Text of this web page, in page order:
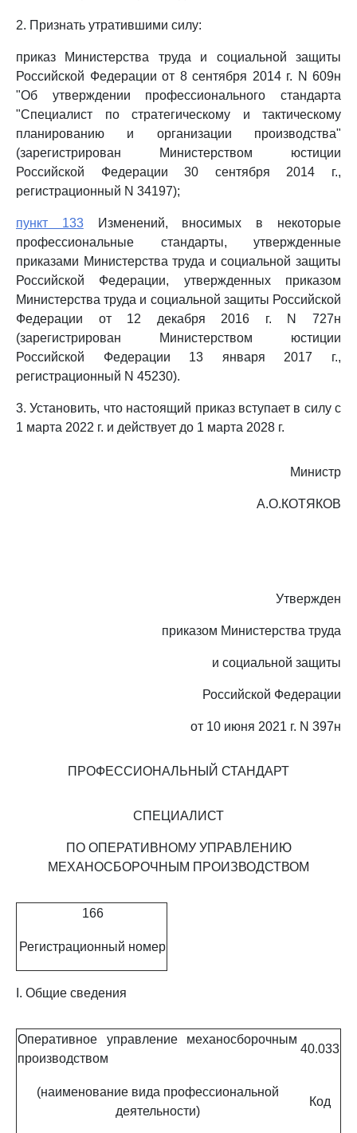
2. Признать утратившими силу:
приказ Министерства труда и социальной защиты
Российской Федерации от 8 сентября 2014 г. N 609н
"Об утверждении профессионального стандарта
"Специалист по стратегическому и тактическому
планированию и организации производства"
(зарегистрирован Министерством юстиции
Российской Федерации 30 сентября 2014 г.,
регистрационный N 34197);
пункт 133Изменений, вносимых в некоторые
профессиональные стандарты, утвержденные
приказами Министерства труда и социальной защиты
Российской Федерации, утвержденных приказом
Министерства труда и социальной защиты Российской
Федерации от 12 декабря 2016 г. N 727н
(зарегистрирован Министерством юстиции
Российской Федерации 13 января 2017 г.,
регистрационный N 45230).
3. Установить, что настоящий приказ вступает в силу с
1 марта 2022 г. и действует до 1 марта 2028 г.
Министр
А.О.КОТЯКОВ
Утвержден
приказом Министерства труда
и социальной защиты
Российской Федерации
от 10 июня 2021 г. N 397н
ПРОФЕССИОНАЛЬНЫЙ СТАНДАРТ
СПЕЦИАЛИСТ
ПО ОПЕРАТИВНОМУ УПРАВЛЕНИЮ
МЕХАНОСБОРОЧНЫМ ПРОИЗВОДСТВОМ
166
Регистрационный номер
I. Общие сведения
Оперативное управление механосборочным
производством
40.033
(наименование вида профессиональной
деятельности)
Код